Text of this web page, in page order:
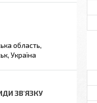
область,
Україна